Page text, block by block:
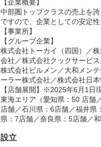
【企業概要】
中部圏トップクラスの売上を
ですので、企業としての安定
【事業所】
【グループ企業】
株式会社トーカイ（四国）／
会社／株式会社クックサービ
株式会社ビルメン／大和メン
ーラー株式会社／株式会社日本
【店舗展開】※2025年6月1日
東海エリア（愛知県：50 店舗
店舗／石川県：6店舗／福井
県：7店舗／奈良県：5店舗／
設立